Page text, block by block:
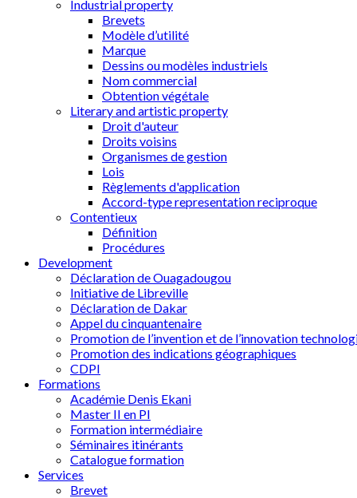
Industrial property
Brevets
Modèle d’utilité
Marque
Dessins ou modèles industriels
Nom commercial
Obtention végétale
Literary and artistic property
Droit d'auteur
Droits voisins
Organismes de gestion
Lois
Règlements d'application
Accord-type representation reciproque
Contentieux
Définition
Procédures
Development
Déclaration de Ouagadougou
Initiative de Libreville
Déclaration de Dakar
Appel du cinquantenaire
Promotion de l’invention et de l’innovation
Promotion des indications géographiques
CDPI
Formations
Académie Denis Ekani
Master II en PI
Formation intermédiaire
Séminaires itinérants
Catalogue formation
Services
Brevet